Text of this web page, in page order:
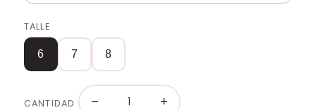
TALLE
6 7 8
CANTIDAD − +